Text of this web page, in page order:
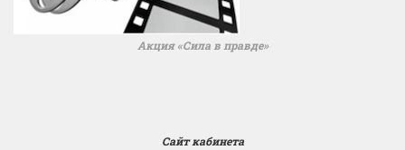
Акция «Сила в правде»
Сайт кабинета